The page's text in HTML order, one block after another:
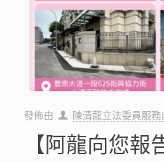
發佈由 陳清龍立法委員服務
【阿龍向您報